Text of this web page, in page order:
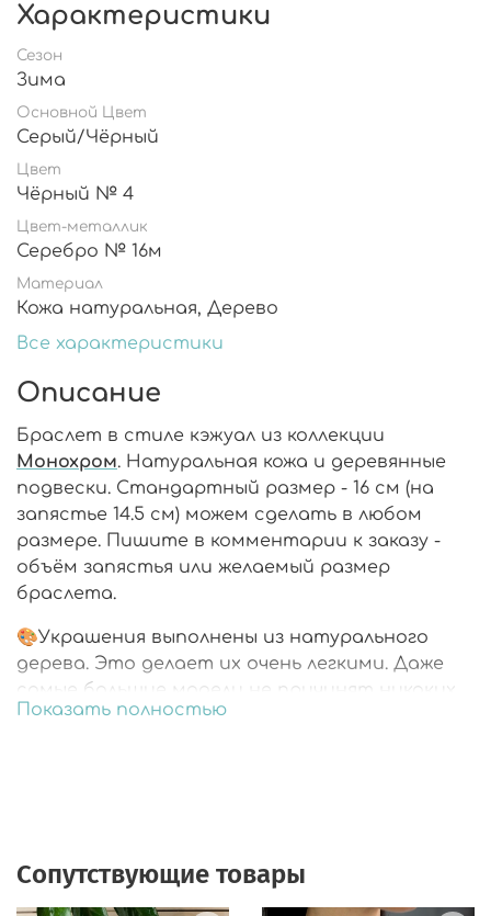
Характеристики
Сезон
Зима
Основной Цвет
Серый/Чёрный
Цвет
Чёрный № 4
Цвет-металлик
Серебро № 16м
Материал
Кожа натуральная, Дерево
Все характеристики
Описание
Браслет в стиле кэжуал из коллекции
Монохром. Натуральная кожа и деревянные
подвески. Стандартный размер - 16 см (на
запястье 14.5 см) можем сделать в любом
размере. Пишите в комментарии к заказу -
объём запястья или желаемый размер
браслета.
🎨Украшения выполнены из натурального
дерева. Это делает их очень легкими. Даже
самые большие модели не причинят никаких
неудобств.
может каждый.
Показать полностью
Сопутствующие товары